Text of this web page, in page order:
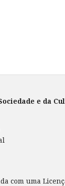
e da
com uma